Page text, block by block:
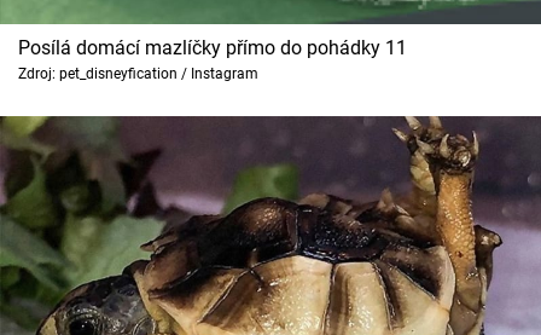
Posílá domácí mazlíčky přímo do pohádky 11
Zdroj: pet_disneyfication / Instagram